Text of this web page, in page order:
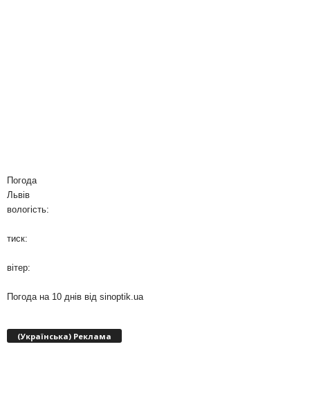
Погода
Львів
вологість:
тиск:
вітер:
Погода на 10 днів від sinoptik.ua
(Українська) Реклама